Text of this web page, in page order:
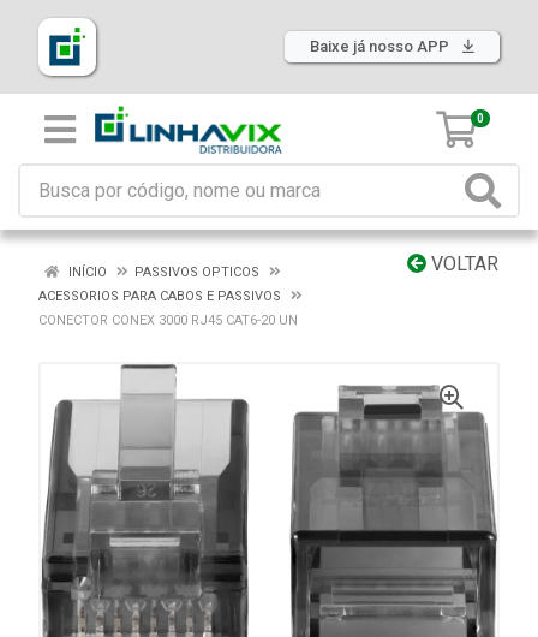
Baixe já nosso APP
0
VOLTAR
INÍCIO
PASSIVOS OPTICOS
ACESSORIOS PARA CABOS E PASSIVOS
CONECTOR CONEX 3000 RJ45 CAT6-20 UN